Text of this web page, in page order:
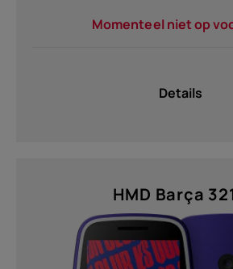
Momenteel niet op
Details
HMD Barça